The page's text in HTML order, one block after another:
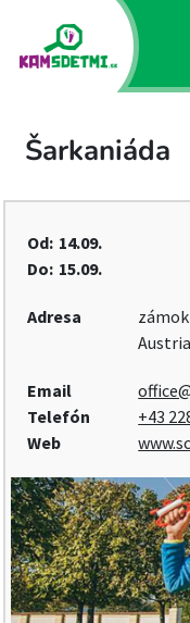
Šarkaniáda
Od: 14.09.
Do: 15.09.
Adresa
Austria
Email
Telefón
+43
Web